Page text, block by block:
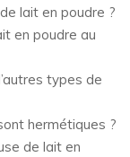
lait en poudre ?
en poudre au
types de
hermétiques ?
de lait en